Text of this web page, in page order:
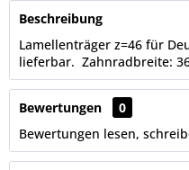
Beschreibung
Lamellenträger z=46 für
lieferbar. Zahnradbreite:
Bewertungen
0
Bewertungen lesen,